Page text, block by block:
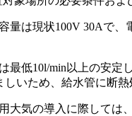
量は現状100V 30Aで
最低10l/min以上の安
いため、給水管に断
大気の導入に際しては